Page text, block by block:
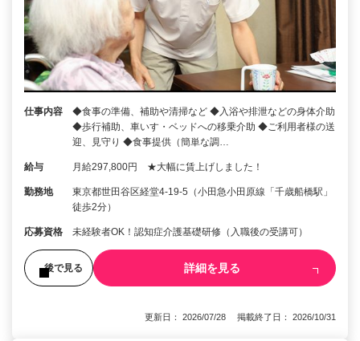
仕事内容
◆食事の準備、補助や清掃など ◆入浴や排泄などの身体介助
◆歩行補助、車いす・ベッドへの移乗介助 ◆ご利用者様の送
迎、見守り ◆食事提供（簡単な調…
給与 月給297,800円 ★大幅に賃上げしました！
勤務地
東京都世田谷区経堂4-19-5（小田急小田原線「千歳船橋駅」
徒歩2分）
応募資格 未経験者OK！認知症介護基礎研修（入職後の受講可）
後で見る 詳細を見る
更新日： 2026/07/28 掲載終了日： 2026/10/31